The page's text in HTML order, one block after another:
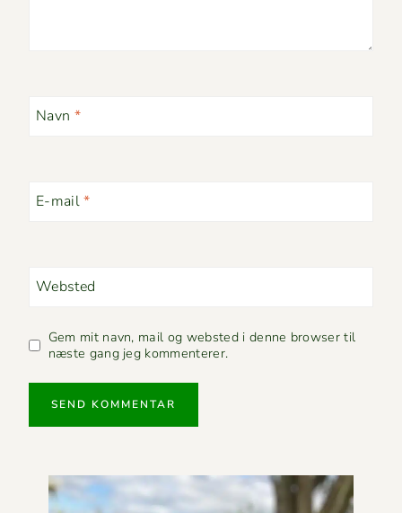
Navn *
E-mail*
Websted
Gem mit navn, mail og websted i denne browser til
næste gang jeg kommenterer.